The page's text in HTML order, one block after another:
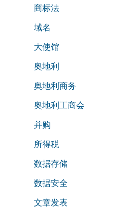
商标法
域名
大使馆
奥地利
奥地利商务
奥地利工商会
并购
所得税
数据存储
数据安全
文章发表